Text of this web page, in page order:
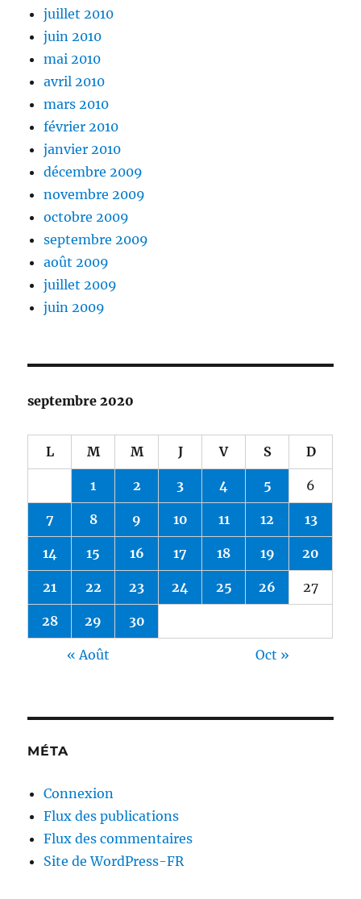
juillet 2010
juin 2010
mai 2010
avril 2010
mars 2010
février 2010
janvier 2010
décembre 2009
novembre 2009
octobre 2009
septembre 2009
août 2009
juillet 2009
juin 2009
septembre 2020
L M M J V S D
1 2 3 4 5 6
7 8 9 10 11 12 13
14 15 16 17 18 19 20
21 22 23 24 25 26 27
28 29 30
« Août Oct »
MÉTA
Connexion
Flux des publications
Flux des commentaires
Site de WordPress-FR